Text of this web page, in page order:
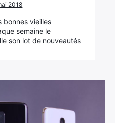
2018
bonnes vieilles
semaine le
son lot de nouveautés